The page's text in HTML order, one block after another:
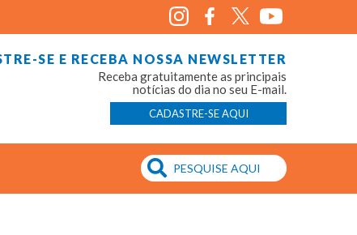
SE E RECEBA NOSSA NEWSLETTER
Receba gratuitamente as principais
notícias do dia no seu E-mail.
CADASTRE-SE AQUI